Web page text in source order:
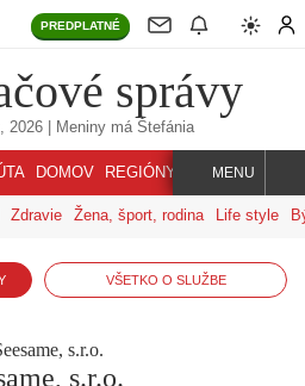
PREDPLATNÉ
správy
2026 | Meniny má Štefánia
DOMOV REGIÓNY INDEX SVET
MENU
Zdravie Žena, šport, rodina Life style
VŠETKO O SLUŽBE
s.r.o.